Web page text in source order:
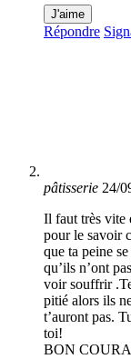
J'aime
Répondre
pâtisserie 24/
Il faut très vite
pour le savoir
que ta peine
qu’ils n’ont
voir souffrir
pitié alors ils
t’auront pas.
toi!
BON